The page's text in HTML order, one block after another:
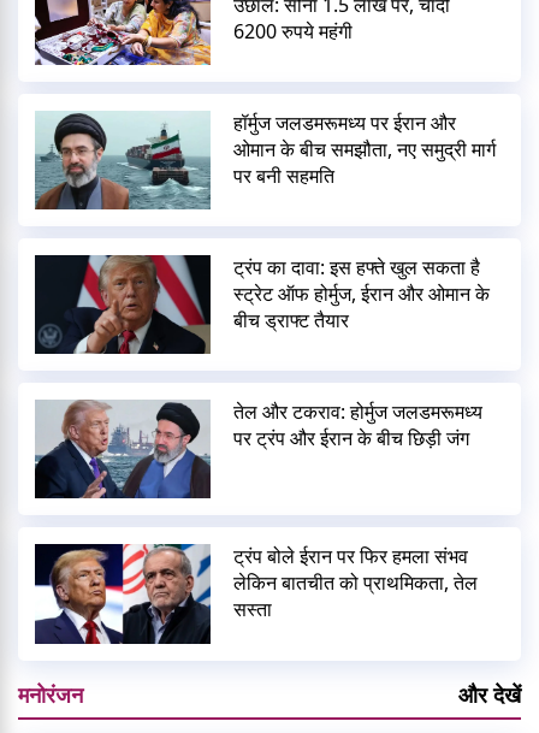
6200 रुपये महंगी
हॉर्मुज जलडमरूमध्य पर ईरान और
ओमान के बीच समझौता, नए समुद्री मार्ग
पर बनी सहमति
ट्रंप का दावा: इस हफ्ते खुल सकता है
स्ट्रेट ऑफ होर्मुज, ईरान और ओमान के
बीच ड्राफ्ट तैयार
तेल और टकराव: होर्मुज जलडमरूमध्य
पर ट्रंप और ईरान के बीच छिड़ी जंग
ट्रंप बोले ईरान पर फिर हमला संभव
लेकिन बातचीत को प्राथमिकता, तेल
सस्ता
मनोरंजन और देखें